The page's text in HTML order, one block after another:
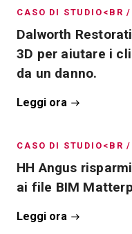
CASO DI STUDIO<BR /
Dalworth
3D per aiutare i
da un danno.
Leggi ora
CASO DI STUDIO<BR /
HH Angus
ai file BIM
Leggi ora